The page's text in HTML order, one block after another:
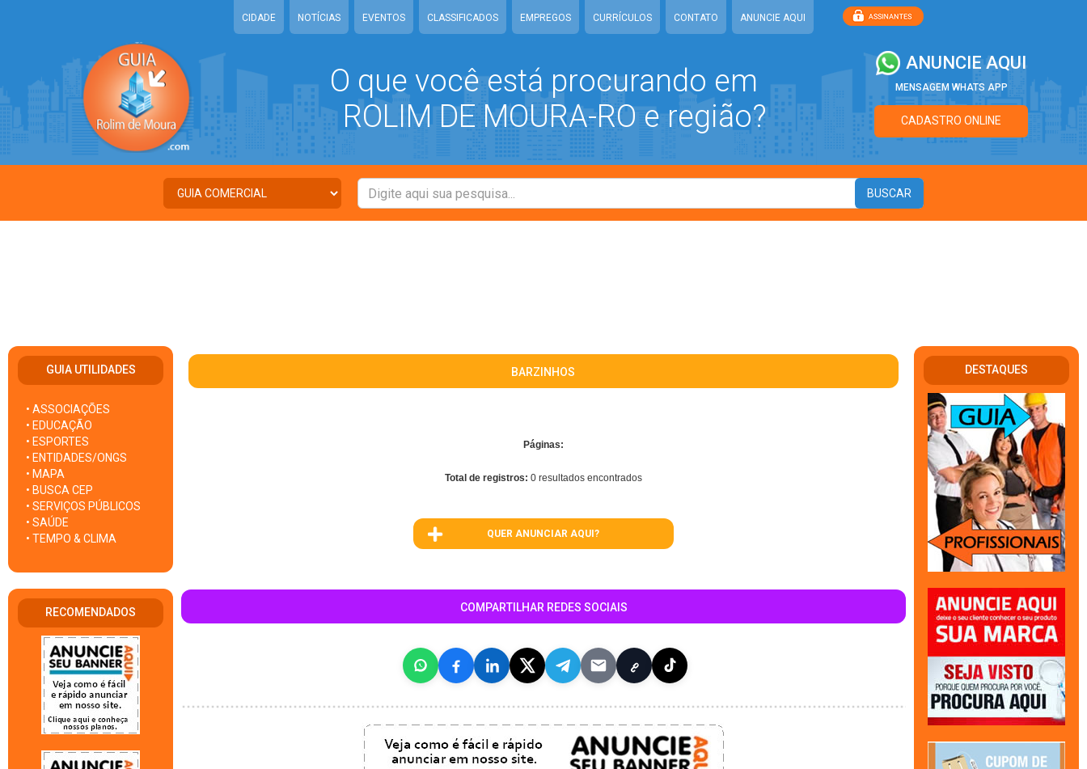
CIDADE NOTÍCIAS EVENTOS CLASSIFICADOS EMPREGOS CURRÍCULOS CONTATO ANUNCIE AQUI
O que você está procurando em
ROLIM DE MOURA-RO e região?
ANUNCIE AQUI
MENSAGEM WHATS APP
CADASTRO ONLINE
GUIA UTILIDADES
• ASSOCIAÇÕES
• EDUCAÇÃO
• ESPORTES
• ENTIDADES/ONGS
• MAPA
• BUSCA CEP
• SERVIÇOS PÚBLICOS
• SAÚDE
• TEMPO & CLIMA
RECOMENDADOS
BARZINHOS
Páginas:
Total de registros: 0 resultados encontrados
QUER ANUNCIAR AQUI?
COMPARTILHAR REDES SOCIAIS
DESTAQUES